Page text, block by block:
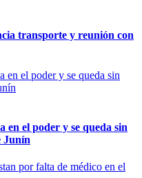
transporte y reunión con
el poder y se queda sin
Junín